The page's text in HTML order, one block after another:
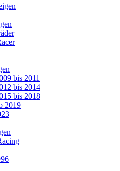
bis 2011
bis 2014
bis 2018
2019